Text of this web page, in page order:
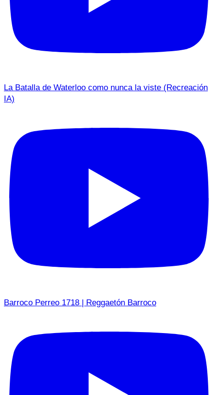
La Batalla de Waterloo como nunca la viste (Recreación
IA)
Barroco Perreo 1718 | Reggaetón Barroco